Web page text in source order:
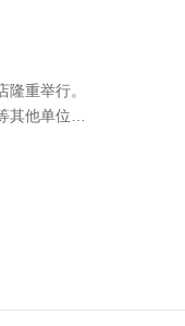
重举行。
他单位赞